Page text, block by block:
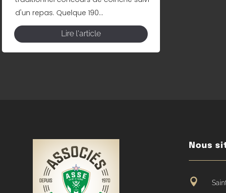
d'un repas. Quelque 190...
Lire l'article
Nous
